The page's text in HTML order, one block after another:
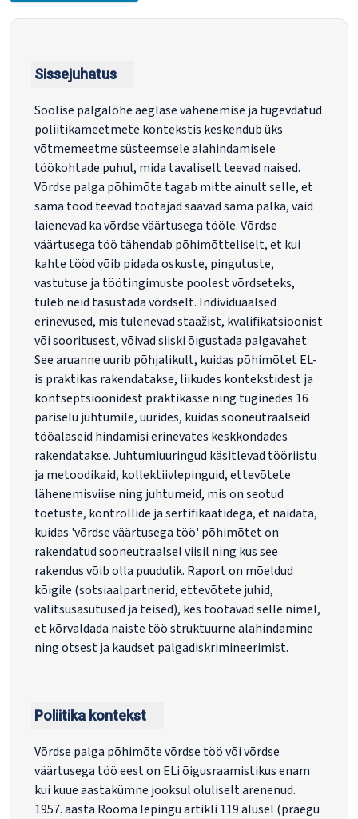
Sissejuhatus
Soolise palgalõhe aeglase vähenemise ja tugevdatud
poliitikameetmete kontekstis keskendub üks
võtmemeetme süsteemsele alahindamisele
töökohtade puhul, mida tavaliselt teevad naised.
Võrdse palga põhimõte tagab mitte ainult selle, et
sama tööd teevad töötajad saavad sama palka, vaid
laienevad ka võrdse väärtusega tööle. Võrdse
väärtusega töö tähendab põhimõtteliselt, et kui
kahte tööd võib pidada oskuste, pingutuste,
vastutuse ja töötingimuste poolest võrdseteks,
tuleb neid tasustada võrdselt. Individuaalsed
erinevused, mis tulenevad staažist, kvalifikatsioonist
või sooritusest, võivad siiski õigustada palgavahet.
See aruanne uurib põhjalikult, kuidas põhimõtet EL-
is praktikas rakendatakse, liikudes kontekstidest ja
kontseptsioonidest praktikasse ning tuginedes 16
päriselu juhtumile, uurides, kuidas sooneutraalseid
tööalaseid hindamisi erinevates keskkondades
rakendatakse. Juhtumiuuringud käsitlevad tööriistu
ja metoodikaid, kollektiivlepinguid, ettevõtete
lähenemisviise ning juhtumeid, mis on seotud
toetuste, kontrollide ja sertifikaatidega, et näidata,
kuidas 'võrdse väärtusega töö' põhimõtet on
rakendatud sooneutraalsel viisil ning kus see
rakendus võib olla puudulik. Raport on mõeldud
kõigile (sotsiaalpartnerid, ettevõtete juhid,
valitsusasutused ja teised), kes töötavad selle nimel,
et kõrvaldada naiste töö struktuurne alahindamine
ning otsest ja kaudset palgadiskrimineerimist.
Poliitika kontekst
Võrdse palga põhimõte võrdse töö või võrdse
väärtusega töö eest on ELi õigusraamistikus enam
kui kuue aastakümne jooksul oluliselt arenenud.
1957. aasta Rooma lepingu artikli 119 alusel (praegu